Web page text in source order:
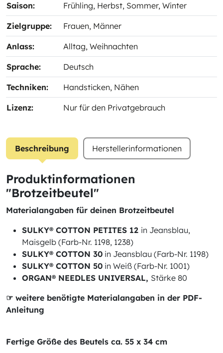
Saison: Frühling, Herbst, Sommer, Winter
Zielgruppe: Frauen, Männer
Anlass: Alltag, Weihnachten
Sprache: Deutsch
Techniken: Handsticken, Nähen
Lizenz: Nur für den Privatgebrauch
Beschreibung Herstellerinformationen
Produktinformationen
"Brotzeitbeutel"
Materialangaben für deinen Brotzeitbeutel
SULKY® COTTON PETITES 12 in Jeansblau,
Maisgelb (Farb-Nr. 1198, 1238)
SULKY® COTTON 30 in Jeansblau (Farb-Nr. 1198)
SULKY® COTTON 50 in Weiß (Farb-Nr. 1001)
ORGAN® NEEDLES UNIVERSAL, Stärke 80
☞ weitere benötigte Materialangaben in der PDF-
Anleitung
Fertige Größe des Beutels ca. 55 x 34 cm